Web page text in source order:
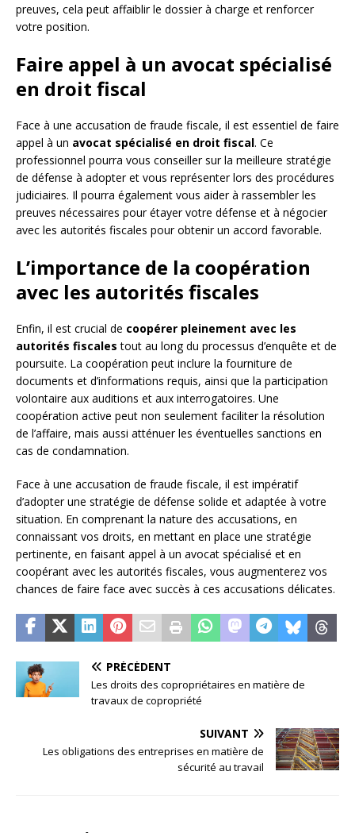
preuves, cela peut affaiblir le dossier à charge et renforcer
votre position.
Faire appel à un avocat spécialisé
en droit fiscal
Face à une accusation de fraude fiscale, il est essentiel de faire
appel à un avocat spécialisé en droit fiscal. Ce
professionnel pourra vous conseiller sur la meilleure stratégie
de défense à adopter et vous représenter lors des procédures
judiciaires. Il pourra également vous aider à rassembler les
preuves nécessaires pour étayer votre défense et à négocier
avec les autorités fiscales pour obtenir un accord favorable.
L’importance de la coopération
avec les autorités fiscales
Enfin, il est crucial de coopérer pleinement avec les
autorités fiscales tout au long du processus d’enquête et de
poursuite. La coopération peut inclure la fourniture de
documents et d’informations requis, ainsi que la participation
volontaire aux auditions et aux interrogatoires. Une
coopération active peut non seulement faciliter la résolution
de l’affaire, mais aussi atténuer les éventuelles sanctions en
cas de condamnation.
Face à une accusation de fraude fiscale, il est impératif
d’adopter une stratégie de défense solide et adaptée à votre
situation. En comprenant la nature des accusations, en
connaissant vos droits, en mettant en place une stratégie
pertinente, en faisant appel à un avocat spécialisé et en
coopérant avec les autorités fiscales, vous augmenterez vos
chances de faire face avec succès à ces accusations délicates.
PRÉCÉDENT
Les droits des copropriétaires en matière de
travaux de copropriété
SUIVANT
Les obligations des entreprises en matière de
sécurité au travail